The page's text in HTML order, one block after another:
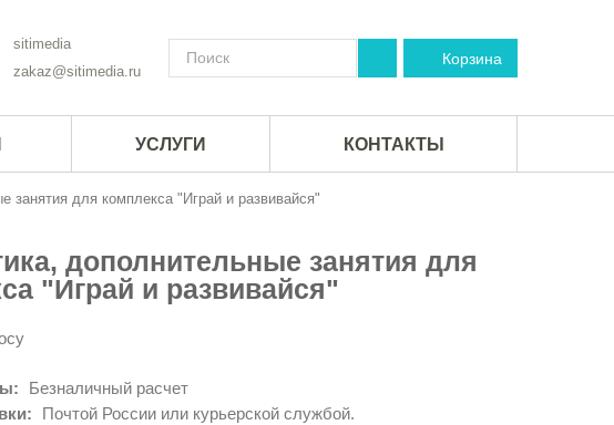
Корзина
sitimedia
zakaz@sitimedia.ru
УСЛУГИ КОНТАКТЫ
занятия для комплекса "Играй и развивайся"
дополнительные занятия для
"Играй и развивайся"
Безналичный расчет
Почтой России или курьерской службой.